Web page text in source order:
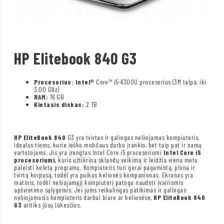
HP Elitebook 840 G3
Procesorius: Intel® Core™ i5-6300U procesorius (3M talpa, iki
3,00 GHz)
RAM: 16 GB
Kietasis diskas: 2 TB
HP EliteBook 840 G3 yra tvirtas ir galingas nešiojamas kompiuteris,
idealus tiems, kurie ieško mobilaus darbo įrankio, bet taip pat ir namų
vartotojams. Jis yra įrengtas Intel Core i5 procesoriumi Intel Core i5
procesoriumi, kuris užtikrina sklandų veikimą ir leidžia vienu metu
paleisti keletą programų. Kompiuteris turi gerai pagamintą, ploną ir
tvirtą korpusą, todėl yra puikus kelionės kompanionas. Ekranas yra
matinis, todėl nešiojamąjį kompiuterį patogu naudoti įvairiomis
apšvietimo sąlygomis. Jei jums reikalingas patikimas ir galingas
nešiojamasis kompiuteris darbui biure ar kelionėse, HP EliteBook 840
G3 atitiks jūsų lūkesčius.